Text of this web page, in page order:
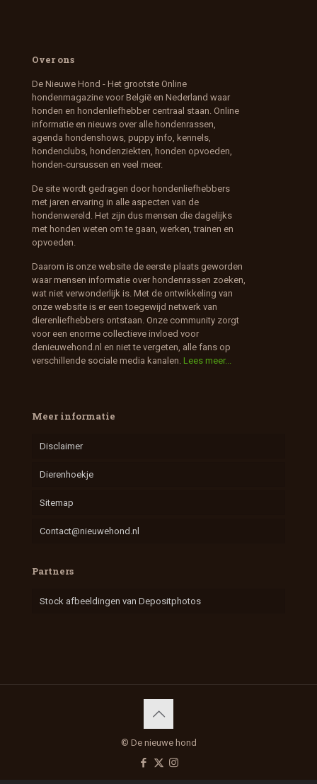
Over ons
De Nieuwe Hond - Het grootste Online
hondenmagazine voor België en Nederland waar
honden en hondenliefhebber centraal staan. Online
informatie en nieuws over alle hondenrassen,
agenda hondenshows, puppy info, kennels,
hondenclubs, hondenziekten, honden opvoeden,
honden-cursussen en veel meer.
De site wordt gedragen door hondenliefhebbers
met jaren ervaring in alle aspecten van de
hondenwereld. Het zijn dus mensen die dagelijks
met honden weten om te gaan, werken, trainen en
opvoeden.
Daarom is onze website de eerste plaats geworden
waar mensen informatie over hondenrassen zoeken,
wat niet verwonderlijk is. Met de ontwikkeling van
onze website is er een toegewijd netwerk van
dierenliefhebbers ontstaan. Onze community zorgt
voor een enorme collectieve invloed voor
denieuwehond.nl en niet te vergeten, alle fans op
verschillende sociale media kanalen. Lees meer...
Meer informatie
Disclaimer
Dierenhoekje
Sitemap
Contact@nieuwehond.nl
Partners
Stock afbeeldingen van Depositphotos
© De nieuwe hond